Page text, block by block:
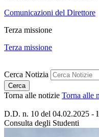
Comunicazioni del Direttore
Terza missione
Terza missione
Cerca Notizia
Torna alle notizie Torna alle
D.D. n. 10 del 04.02.2025 -
Consulta degli Studenti